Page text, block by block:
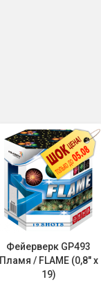
Фейерверк GP493
Пламя / FLAME (0,8" х
19)